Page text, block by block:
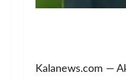
Kalanews.com —